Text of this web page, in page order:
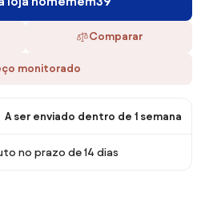
Comparar
monitorado
A ser enviado dentro de 1 semana
no prazo de 14 dias